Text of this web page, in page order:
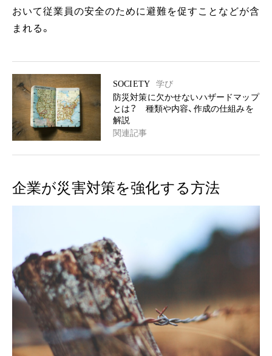
おいて従業員の安全のために避難を促すことなどが含
まれる。
SOCIETY
学び
防災対策に欠かせないハザードマップ
とは？ 種類や内容、作成の仕組みを
解説
関連記事
企業が災害対策を強化する方法